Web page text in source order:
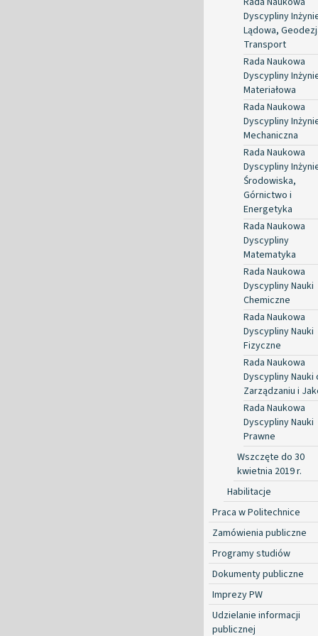
Dyscypliny
Lądowa,
Transport
Rada Naukowa
Dyscypliny
Materiałowa
Rada Naukowa
Dyscypliny
Mechaniczna
Rada Naukowa
Dyscypliny
Środowiska,
Górnictwo i
Energetyka
Rada Naukowa
Dyscypliny
Matematyka
Rada Naukowa
Dyscypliny Nauki
Chemiczne
Rada Naukowa
Dyscypliny Nauki
Fizyczne
Rada Naukowa
Dyscypliny Nauki
Zarządzaniu i
Rada Naukowa
Dyscypliny Nauki
Prawne
Wszczęte do 30
kwietnia 2019 r.
Habilitacje
Praca w Politechnice
Zamówienia publiczne
Programy studiów
Dokumenty publiczne
Imprezy PW
Udzielanie informacji
publicznej